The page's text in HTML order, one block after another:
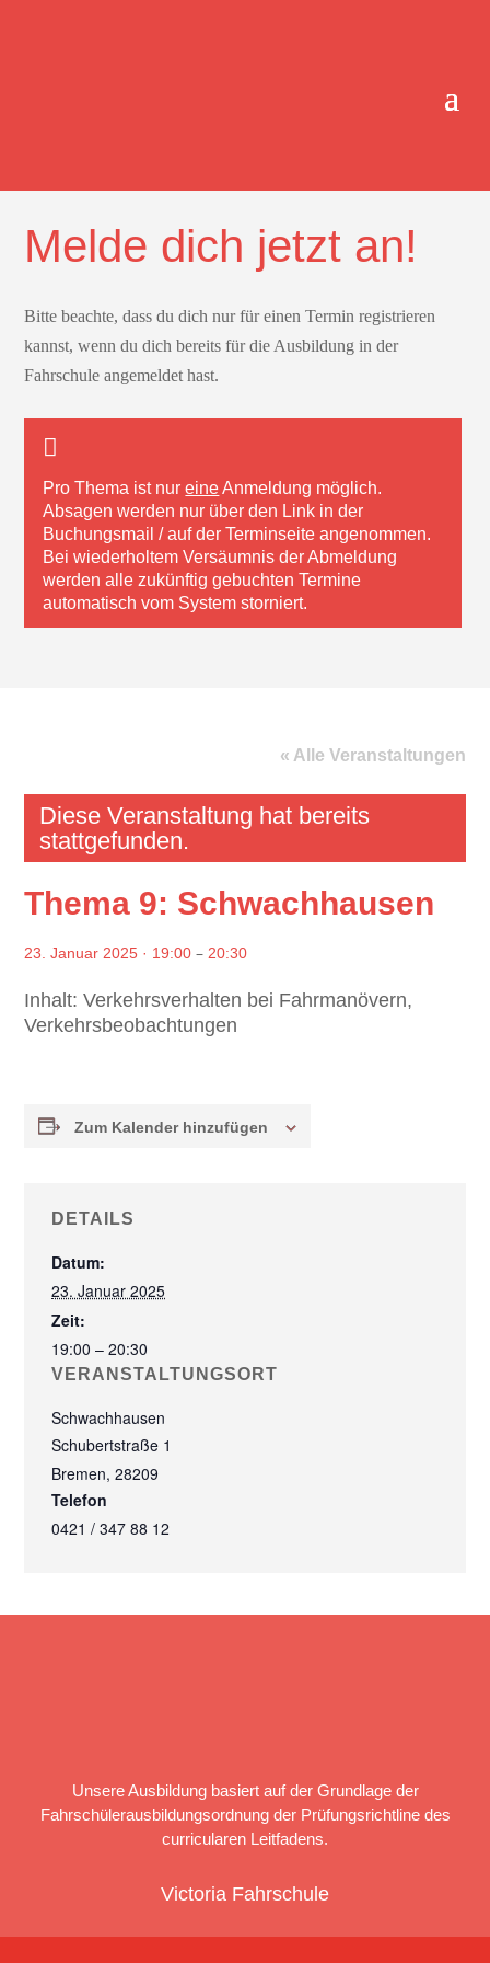
Melde dich jetzt an!
Bitte beachte, dass du dich nur für einen Termin registrieren
kannst, wenn du dich bereits für die Ausbildung in der
Fahrschule angemeldet hast.
Pro Thema ist nureineAnmeldung möglich.
Absagen werden nur über den Link in der
Buchungsmail / auf der Terminseite angenommen.
Bei wiederholtem Versäumnis der Abmeldung
werden alle zukünftig gebuchten Termine
automatisch vom System storniert.
« Alle Veranstaltungen
Diese Veranstaltung hat bereits
stattgefunden.
Thema 9: Schwachhausen
23. Januar 2025 · 19:00 – 20:30
Inhalt: Verkehrsverhalten bei Fahrmanövern,
Verkehrsbeobachtungen
Zum Kalender hinzufügen
DETAILS
Datum:
23. Januar 2025
Zeit:
19:00 – 20:30
VERANSTALTUNGSORT
Schwachhausen
Schubertstraße 1
Bremen, 28209
Telefon
0421 / 347 88 12
Unsere Ausbildung basiert auf der Grundlage der
Fahrschülerausbildungsordnung der Prüfungsrichtline des
curricularen Leitfadens.
Victoria Fahrschule